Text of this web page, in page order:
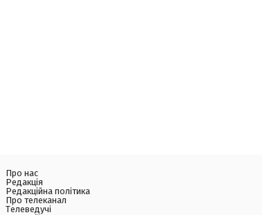
Про нас
Редакція
Редакційна політика
Про телеканал
Телеведучі